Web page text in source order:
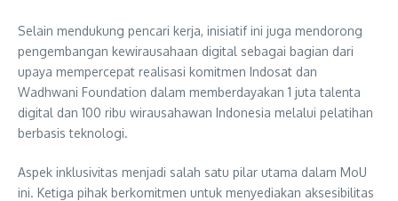
Selain mendukung pencari kerja, inisiatif ini juga mendorong
pengembangan kewirausahaan digital sebagai bagian dari
upaya mempercepat realisasi komitmen Indosat dan
Wadhwani Foundation dalam memberdayakan 1 juta talenta
digital dan 100 ribu wirausahawan Indonesia melalui pelatihan
berbasis teknologi.
Aspek inklusivitas menjadi salah satu pilar utama dalam MoU
ini. Ketiga pihak berkomitmen untuk menyediakan aksesibilitas